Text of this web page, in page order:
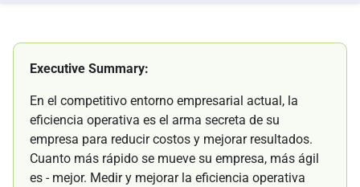
Executive Summary:
En el competitivo entorno empresarial actual, la
eficiencia operativa es el arma secreta de su
empresa para reducir costos y mejorar resultados.
Cuanto más rápido se mueve su empresa, más ágil
es - mejor. Medir y mejorar la eficiencia operativa